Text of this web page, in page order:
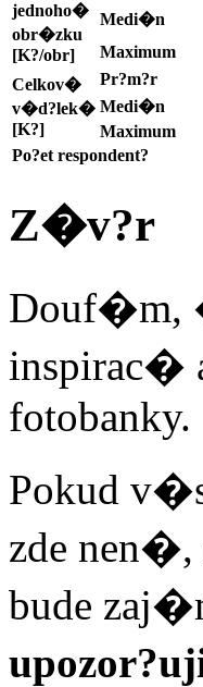
jednoho�
obr�zku
[K?/obr]
Medi�n
Maximum
Celkov�
v�d?lek�
[K?]
Pr?m?r
Medi�n
Maximum
Po?et respondent?
Z�v?r
Douf�m,
inspirac�
fotobanky.
Pokud
zde
bude